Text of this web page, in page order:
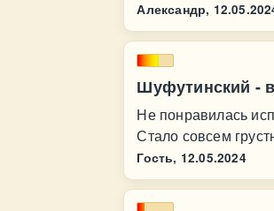
Александр,
Шуфутинский -
Не понравилась
Стало совсем
Гость, 12.05.2024